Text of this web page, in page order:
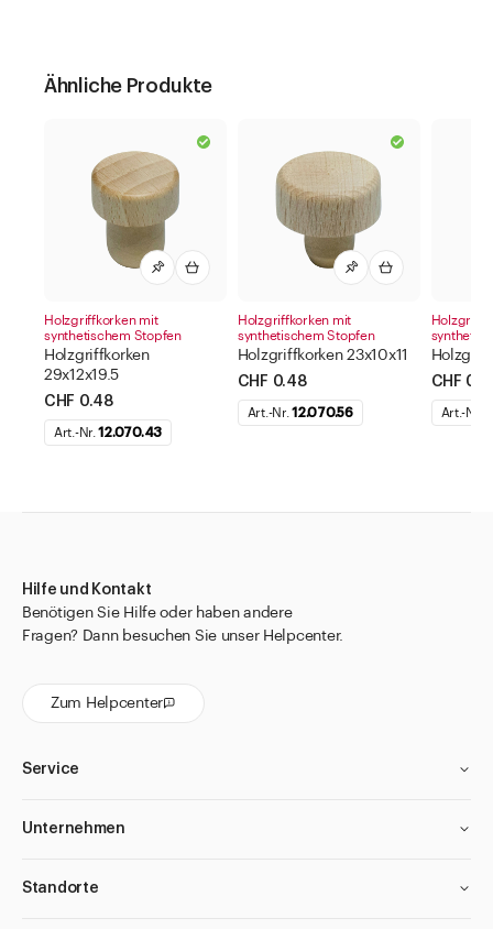
Ähnliche Produkte
Holzgriffkorken mit
synthetischem Stopfen
Holzgriffkorken
29x12x19.5
CHF 0.48
Art.-Nr.12.070.43
Holzgriffkorken mit
synthetischem Stopfen
Holzgriffkorken 23x10x11
CHF 0.48
Art.-Nr.12.070.56
CHF
Art.-Nr.
Hilfe und Kontakt
Benötigen Sie Hilfe oder haben andere
Fragen? Dann besuchen Sie unser Helpcenter.
Zum Helpcenter
Service
Unternehmen
Standorte